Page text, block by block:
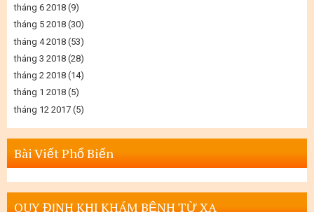
tháng 6 2018 (9)
tháng 5 2018 (30)
tháng 4 2018 (53)
tháng 3 2018 (28)
tháng 2 2018 (14)
tháng 1 2018 (5)
tháng 12 2017 (5)
Bài Viết Phổ Biến
QUY ĐỊNH KHI KHÁM BỆNH TỪ XA